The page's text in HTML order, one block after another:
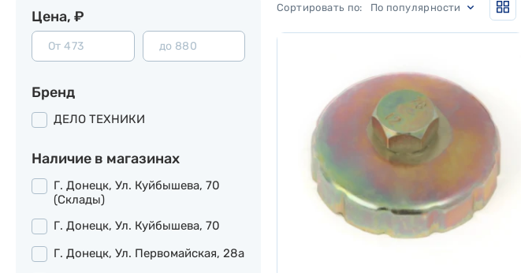
Цена, ₽
Бренд
ДЕЛО ТЕХНИКИ
Наличие в магазинах
Г. Донецк, Ул. Куйбышева, 70
(склады)
Г. Донецк, Ул. Куйбышева, 70
Г. Донецк, Ул. Первомайская, 28а
По популярности